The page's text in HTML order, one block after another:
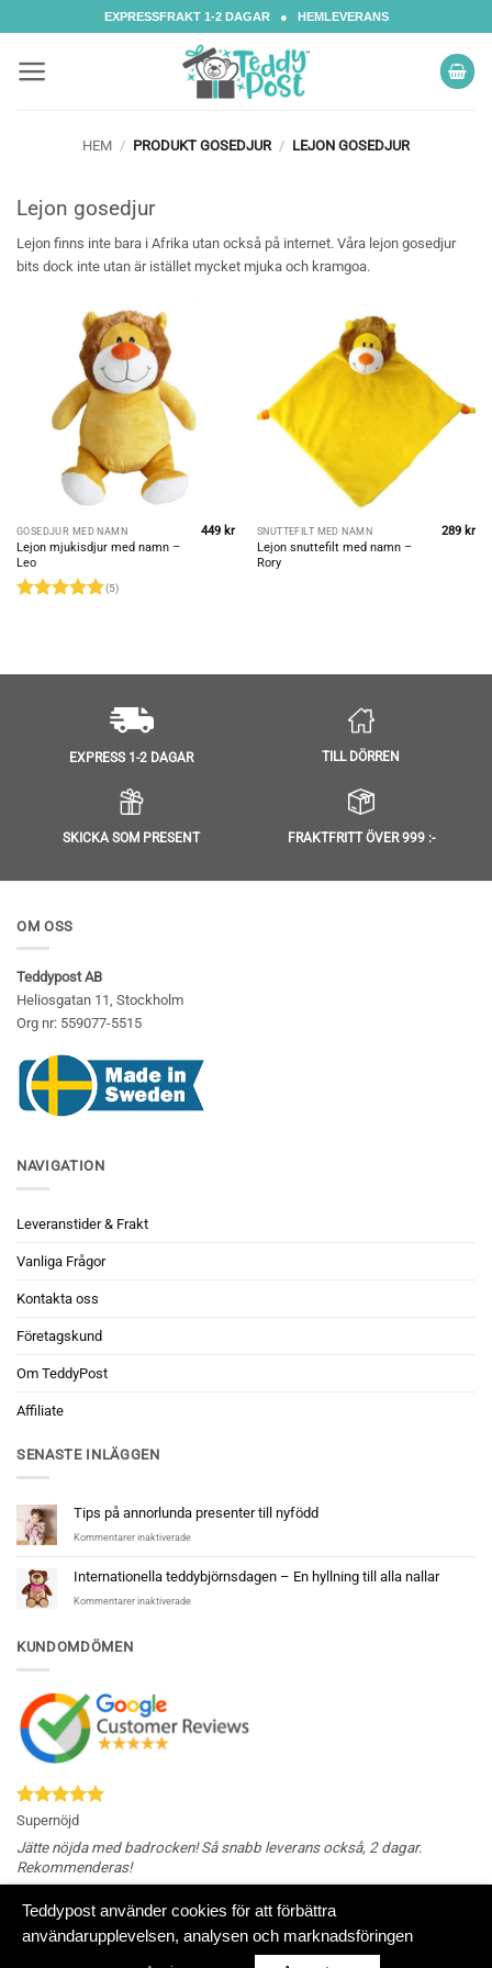
to
EXPRESSFRAKT 1-2 DAGAR ● HEMLEVERANS
HEM / PRODUKT GOSEDJUR / LEJON GOSEDJUR
Lejon gosedjur
Lejon finns inte bara i Afrika utan också på internet. Våra lejon gosedjur
bits dock inte utan är istället mycket mjuka och kramgoa.
GOSEDJUR MED NAMN
Lejon mjukisdjur med namn –
Leo
(5)
449 kr SNUTTEFILT MED NAMN
Lejon snuttefilt med namn –
Rory
289 kr
EXPRESS 1-2 DAGAR TILL DÖRREN
SKICKA SOM PRESENT FRAKTFRITT ÖVER 999 :-
OM OSS
Teddypost AB
Heliosgatan 11, Stockholm
Org nr: 559077-5515
NAVIGATION
Leveranstider & Frakt
Vanliga Frågor
Kontakta oss
Företagskund
Om TeddyPost
Affiliate
SENASTE INLÄGGEN
Tips på annorlunda presenter till nyfödd
Kommentarer inaktiveradeför
på
annorlunda
presenter
Internationella teddybjörnsdagen – En hyllning till alla nallar
Kommentarer inaktiveradeför
nallar
KUNDOMDÖMEN
Supernöjd
Jätte nöjda med badrocken! Så snabb leverans också, 2 dagar.
Rekommenderas!
Klarna
Swish
Visa MasterCardAmerican
Teddypost använder cookies för att förbättra
användarupplevelsen, analysen och marknadsföringen